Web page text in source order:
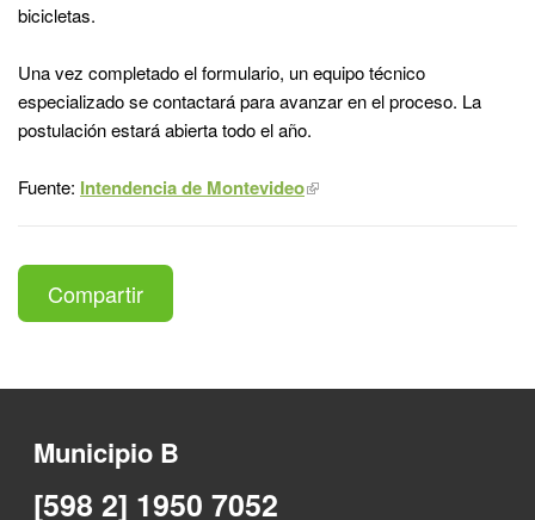
bicicletas.
Una vez completado el formulario, un equipo técnico
especializado se contactará para avanzar en el proceso. La
postulación estará abierta todo el año.
Fuente: Intendencia de Montevideo
Compartir
Municipio B
[598 2] 1950 7052